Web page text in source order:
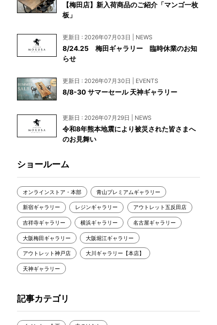
【梅田店】新入荷商品のご紹介「マンゴ一枚
板」
更新日 : 2026年07月03日 | NEWS
8/24.25 梅田ギャラリー 臨時休業のお知
らせ
更新日 : 2026年07月30日 | EVENTS
8/8-30 サマーセール 天神ギャラリー
更新日 : 2026年07月29日 | NEWS
令和8年熊本地震により被災された皆さまへ
のお見舞い
ショールーム
オンラインストア・本部 青山プレミアムギャラリー
新宿ギャラリー レジンギャラリー アウトレット五反田店
吉祥寺ギャラリー 横浜ギャラリー 名古屋ギャラリー
大阪梅田ギャラリー 大阪堀江ギャラリー
アウトレット神戸店 大川ギャラリー【本店】
天神ギャラリー
記事カテゴリ